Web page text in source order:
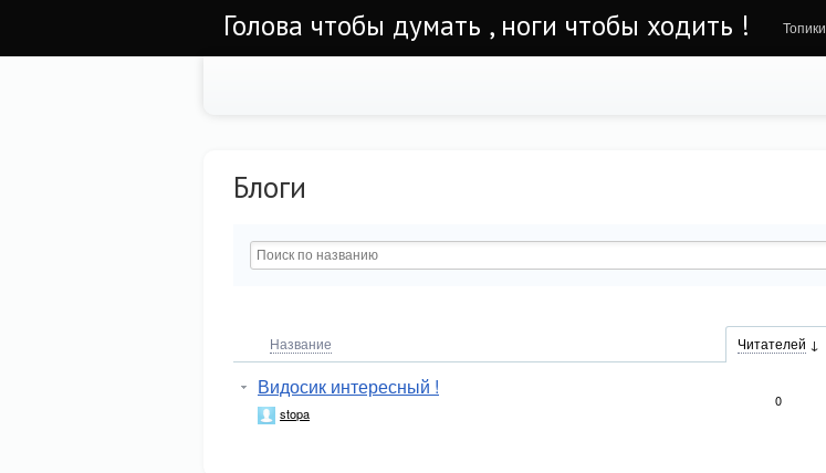
Голова чтобы думать , ноги чтобы ходить ! Топики
Блоги
Название Читателей
Видосик интересный !
stopa
0